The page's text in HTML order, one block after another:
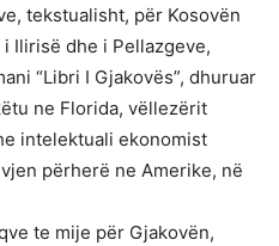
tekstualisht, për Kosovën
Ilirisë dhe i Pellazgeve,
“Libri I Gjakovës”, dhuruar
ne Florida, vëllezërit
intelektuali ekonomist
përherë ne Amerike, në
te mije për Gjakovën,